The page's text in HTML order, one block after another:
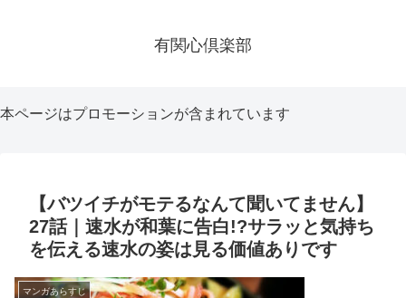
有関心倶楽部
本ページはプロモーションが含まれています
【バツイチがモテるなんて聞いてません】
27話｜速水が和葉に告白!?サラッと気持ち
を伝える速水の姿は見る価値ありです
マンガあらすじ